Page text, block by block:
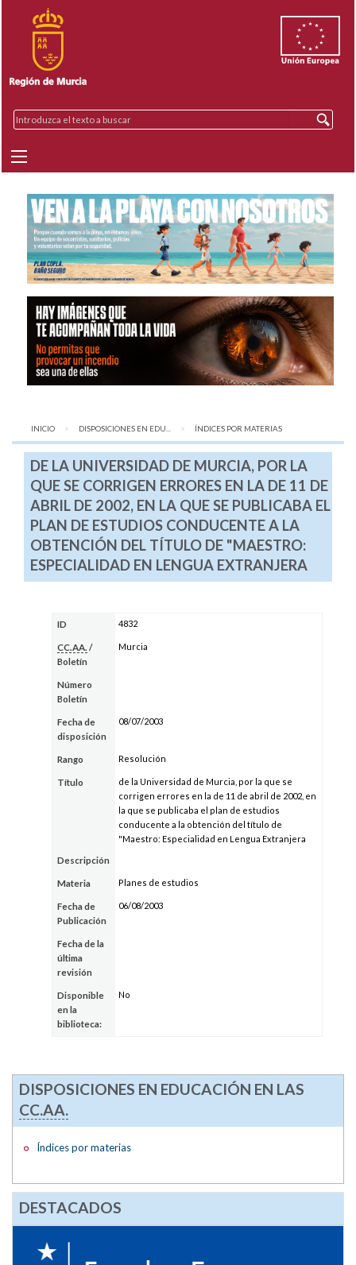
INICIO DISPOSICIONES EN EDU... AQUÍ:
ÍNDICES POR MATERIAS
DE LA UNIVERSIDAD DE MURCIA, POR LA
QUE SE CORRIGEN ERRORES EN LA DE 11 DE
ABRIL DE 2002, EN LA QUE SE PUBLICABA EL
PLAN DE ESTUDIOS CONDUCENTE A LA
OBTENCIÓN DEL TÍTULO DE "MAESTRO:
ESPECIALIDAD EN LENGUA EXTRANJERA
ID 4832
CC.AA. /
Boletín
Murcia
Número
Boletín
Fecha de
disposición
08/07/2003
Rango Resolución
Título
de la Universidad de Murcia, por la que se
corrigen errores en la de 11 de abril de 2002, en
la que se publicaba el plan de estudios
conducente a la obtención del título de
"Maestro: Especialidad en Lengua Extranjera
Descripción
Materia Planes de estudios
Fecha de
Publicación
06/08/2003
Fecha de la
última
revisión
Disponible
en la
biblioteca:
No
DISPOSICIONES EN EDUCACIÓN EN LAS
CC.AA.
Índices por materias
DESTACADOS